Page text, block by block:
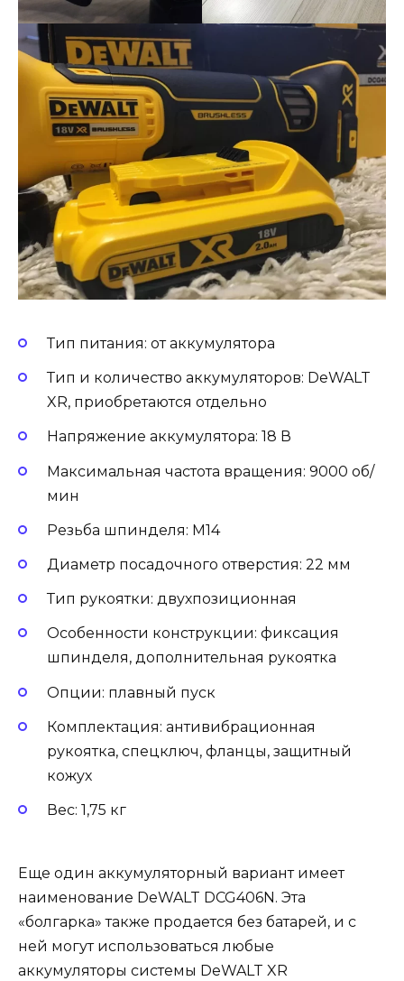
Тип питания: от аккумулятора
Тип и количество аккумуляторов: DeWALT
XR, приобретаются отдельно
Напряжение аккумулятора: 18 В
Максимальная частота вращения: 9000 об/
мин
Резьба шпинделя: М14
Диаметр посадочного отверстия: 22 мм
Тип рукоятки: двухпозиционная
Особенности конструкции: фиксация
шпинделя, дополнительная рукоятка
Опции: плавный пуск
Комплектация: антивибрационная
рукоятка, спецключ, фланцы, защитный
кожух
Вес: 1,75 кг
Еще один аккумуляторный вариант имеет
наименование DeWALT DCG406N. Эта
«болгарка» также продается без батарей, и с
ней могут использоваться любые
аккумуляторы системы DeWALT XR